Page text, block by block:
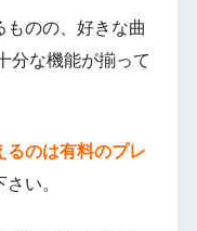
ものの、好きな曲
分な機能が揃って
るのは有料のプレ
い。